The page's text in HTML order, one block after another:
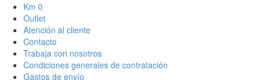
Km 0
Outlet
Atención al cliente
Contacto
Trabaja con nosotros
Condiciones generales de contratación
Gastos de envío